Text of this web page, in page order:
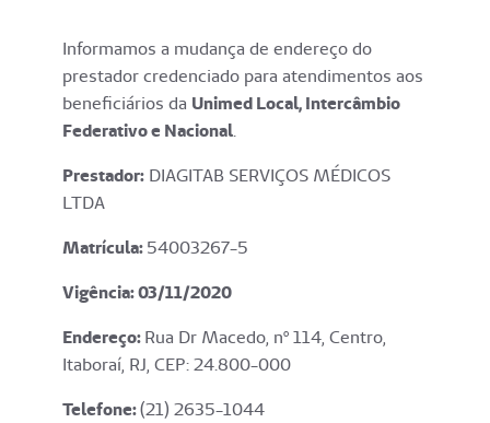
Informamos a mudança de endereço do
prestador credenciado para atendimentos aos
beneficiários da Unimed Local, Intercâmbio
Federativo e Nacional.
Prestador: DIAGITAB SERVIÇOS MÉDICOS
LTDA
Matrícula:54003267-5
Vigência: 03/11/2020
Endereço:Rua Dr Macedo, nº 114, Centro,
Itaboraí, RJ, CEP: 24.800-000
Telefone:(21) 2635-1044